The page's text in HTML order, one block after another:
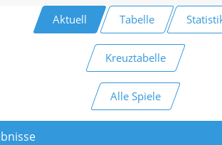
Aktuell Tabelle
Kreuztabelle
Alle Spiele